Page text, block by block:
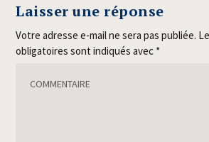
Laisser une réponse
Votre adresse e-mail ne sera pas publiée.
obligatoires sont indiqués avec *